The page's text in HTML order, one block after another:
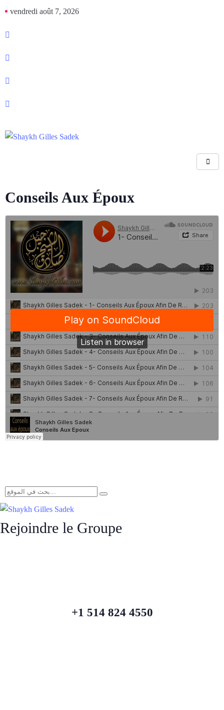
vendredi août 7, 2026
Conseils Aux Époux
Rejoindre le Groupe
+1 514 824 4550